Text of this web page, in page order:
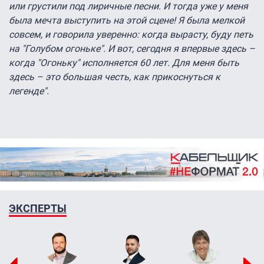
или грустили под лиричные песни. И тогда уже у меня
была мечта выступить на этой сцене! Я была мелкой
совсем, и говорила уверенно: когда вырасту, буду петь
на "Голубом огоньке". И вот, сегодня я впервые здесь –
когда "Огоньку" исполняется 60 лет. Для меня быть
здесь – это большая честь, как прикоснуться к
легенде".
ЭКСПЕРТЫ